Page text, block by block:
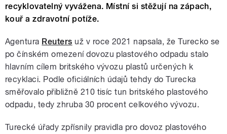
recyklovatelný vyvážena. Místní si stěžují na zápach,
kouř a zdravotní potíže.
Agentura Reuters už v roce 2021 napsala, že Turecko se
po čínském omezení dovozu plastového odpadu stalo
hlavním cílem britského vývozu plastů určených k
recyklaci. Podle oficiálních údajů tehdy do Turecka
směřovalo přibližně 210 tisíc tun britského plastového
odpadu, tedy zhruba 30 procent celkového vývozu.
Turecké úřady zpřísnily pravidla pro dovoz plastového